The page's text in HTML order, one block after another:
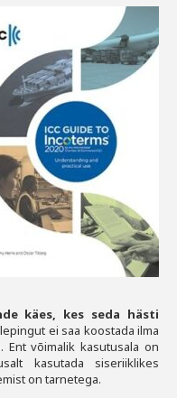
käes, kes seda hästi
ei saa koostada ilma
Entvõimalik kasutusala on
kasutada siseriiklikes
on tarnetega.